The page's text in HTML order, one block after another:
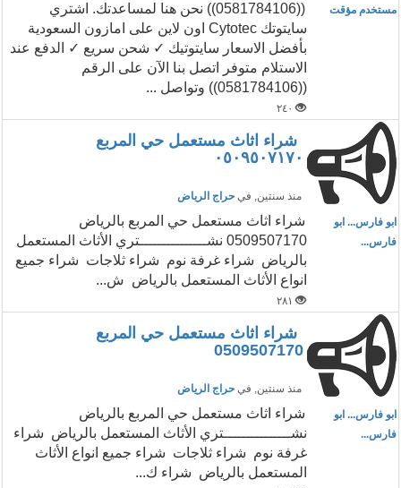
مستخدم مؤقت
((0581784106)) نحن هنا لمساعدتك. اشتري
سايتوتك Cytotec اون لاين على امازون السعودية
بأفضل الاسعار سايتوتيك ✓ شحن سريع ✓ الدفع عند
الاستلام متوفر اتصل بنا الآن على الرقم
((0581784106)) وتواصل ...
٢٤٠
شراء اثاث مستعمل حي المربع
٠٥٠٩٥٠٧١٧٠
منذ سنتين, في حراج الرياض
ابو فارس... ابو
فارس...
شراء اثاث مستعمل حي المربع بالرياض
0509507170 نشـــــــــــــــتري الأثاث المستعمل
بالرياض شراء غرفة نوم شراء ثلاجات شراء جميع
انواع الأثاث المستعمل بالرياض ش...
٢٨١
شراء اثاث مستعمل حي المربع
0509507170
منذ سنتين, في حراج الرياض
ابو فارس... ابو
فارس...
شراء اثاث مستعمل حي المربع بالرياض
نشـــــــــــــــتري الأثاث المستعمل بالرياض شراء
غرفة نوم شراء ثلاجات شراء جميع انواع الأثاث
المستعمل بالرياض شراء ك...